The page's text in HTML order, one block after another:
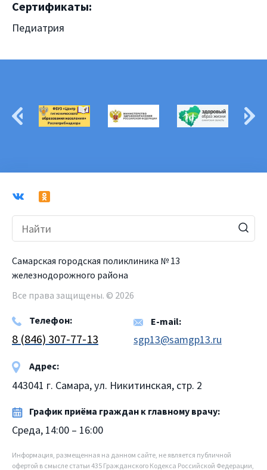
Сертификаты:
Педиатрия
Самарская городская поликлиника № 13
железнодорожного района
Все права защищены. © 2026
Телефон:
8 (846) 307-77-13
E-mail:
sgp13@samgp13.ru
Адрес:
443041 г. Самара, ул. Никитинская, стр. 2
График приёма граждан к главному врачу:
Среда, 14:00 – 16:00
Информация, размещенная на данном сайте, не является публичной
офертой в смысле статьи 435 Гражданского Кодекса Российской Федерации,